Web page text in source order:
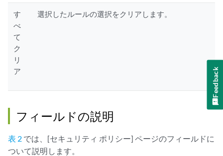
す
べ
て
ク
リ
ア
選択したルールの選択をクリアします。
フィールドの説明
表 2 では、[セキュリティ ポリシー] ページのフィールドに
ついて説明します。
Feedback